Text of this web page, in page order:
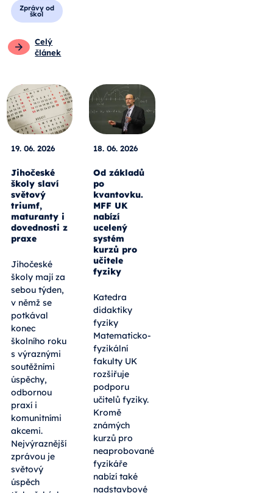
Zprávy od
škol
Celý
článek
19. 06. 2026
Jihočeské
školy slaví
světový
triumf,
maturanty i
dovednosti z
praxe
Jihočeské
školy mají za
sebou týden,
v němž se
potkával
konec
školního roku
s výraznými
soutěžními
úspěchy,
odbornou
praxí i
komunitními
akcemi.
Nejvýraznější
zprávou je
světový
úspěch
18. 06. 2026
Od základů
po
kvantovku.
MFF UK
nabízí
ucelený
systém
kurzů pro
učitele
fyziky
Katedra
didaktiky
fyziky
Matematicko-
fyzikální
fakulty UK
rozšiřuje
podporu
učitelů fyziky.
Kromě
známých
kurzů pro
neaprobované
fyzikáře
nabízí také
nadstavbové